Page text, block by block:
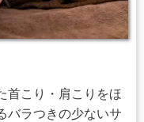
首こり・肩こりをほ
バラつきの少ないサ